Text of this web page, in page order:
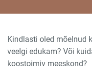
Kindlasti oled mõelnud
veelgi edukam? Või k
koostoimiv meeskond?